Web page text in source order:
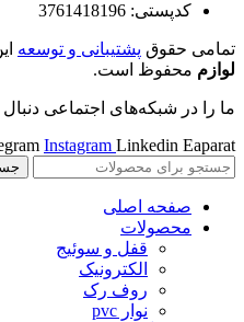
کدپستی: 3761418196
تمامی حقوق پشتیبانی و توسعه
لوازم محفوظ است.
ما را در شبکه‌های اجتماعی دنبال
Instagram Linkedin Eaparat
صفحه اصلی
محصولات
قفل و سوئیج
الکترونیک
روف رک
نوار pvc